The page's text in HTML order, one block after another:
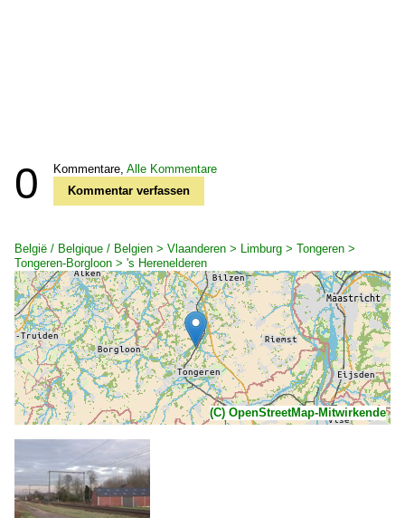
0 Kommentare, Alle Kommentare
Kommentar verfassen
België / Belgique / Belgien > Vlaanderen > Limburg > Tongeren >
Tongeren-Borgloon > 's Herenelderen
(C) OpenStreetMap-Mitwirkende